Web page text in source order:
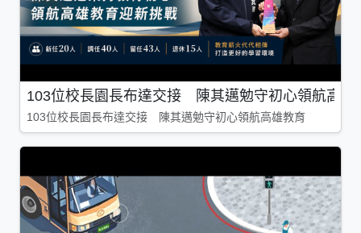
103位校長園長布達交接 陳其邁勉守初心領航高雄
103位校長園長布達交接 陳其邁勉守初心領航高雄教育